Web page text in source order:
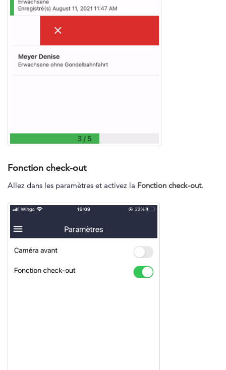
Fonction check-out
Allez dans les paramètres et activez la Fonction check-out.